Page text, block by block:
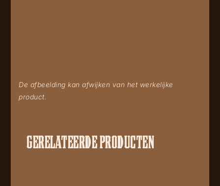
De afbeelding kan afwijken van het werkelijke
product.
GERELATEERDE PRODUCTEN